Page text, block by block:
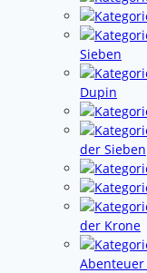
Sieben
Dupin
der Sieben
der Krone
Abenteuer